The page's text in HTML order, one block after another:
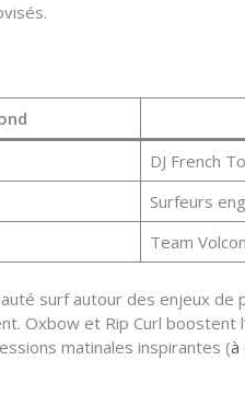
DJ French
Surfeurs
Team
surf autour des enjeux
Oxbow et Rip Curl
matinales inspirantes (à